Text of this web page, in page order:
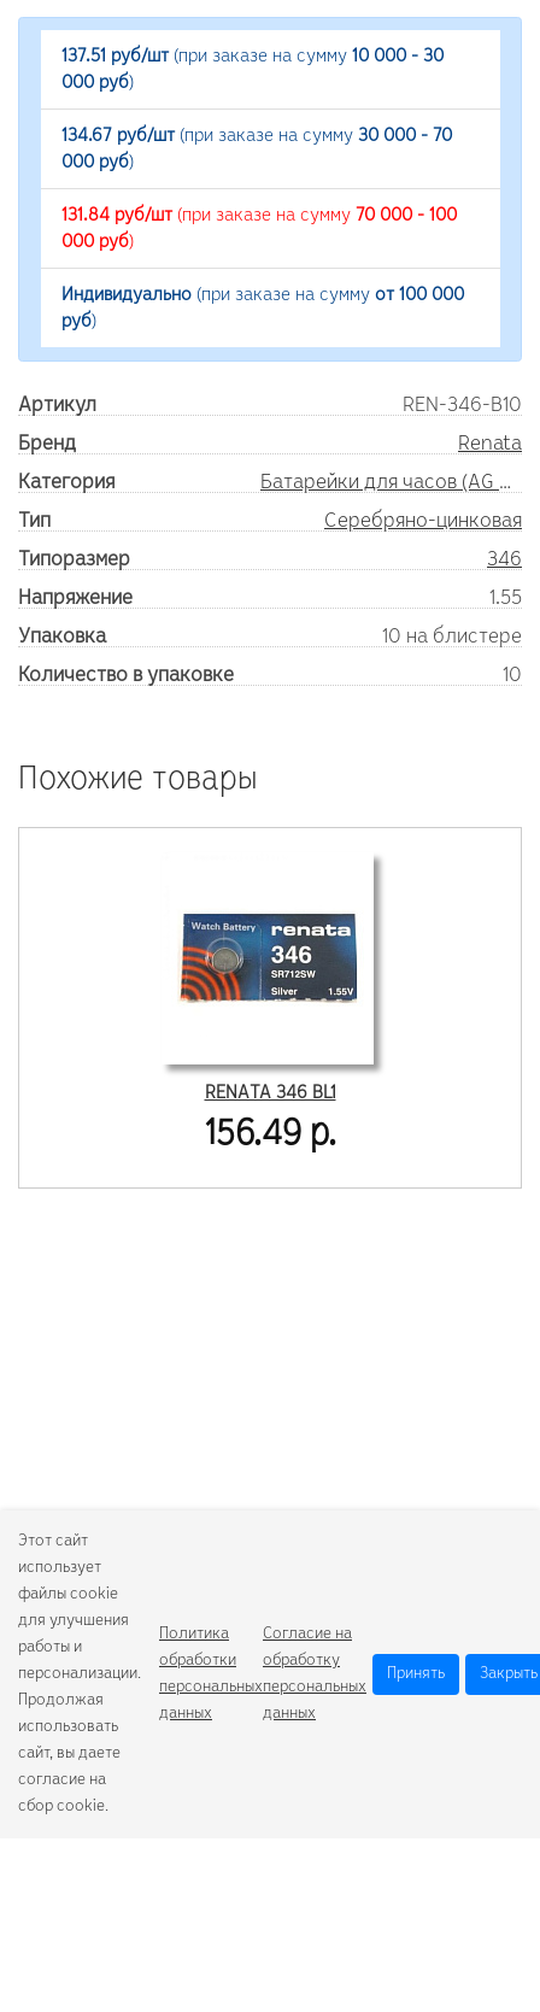
137.51 руб/шт(при заказе на сумму 10 000 - 30
000 руб)
134.67 руб/шт(при заказе на сумму 30 000 - 70
000 руб)
131.84 руб/шт(при заказе на сумму 70 000 - 100
000 руб)
Индивидуально (при заказе на сумму от 100 000
руб)
Артикул
REN-346-B10
Бренд
Renata
Категория
Батарейки для часов (AG SR)
Тип
Серебряно-цинковая
Типоразмер
346
Напряжение
1.55
Упаковка
10 на блистере
Количество в упаковке
10
Похожие товары
RENATA 346 BL1
156.49 р.
Этот сайт
использует
файлы cookie
для улучшения
работы и
персонализации.
Продолжая
использовать
сайт, вы даете
согласие на
сбор cookie.
Политика
обработки
персональных
данных
Согласие на
обработку
персональных
данных
Принять Закрыть